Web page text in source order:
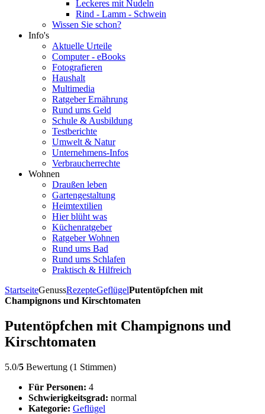
Leckeres mit Nudeln
Rind - Lamm - Schwein
Wissen Sie schon?
Info's
Aktuelle Urteile
Computer - eBooks
Fotografieren
Haushalt
Multimedia
Ratgeber Ernährung
Rund ums Geld
Schule & Ausbildung
Testberichte
Umwelt & Natur
Unternehmens-Infos
Verbraucherrechte
Wohnen
Draußen leben
Gartengestaltung
Heimtextilien
Hier blüht was
Küchenratgeber
Ratgeber Wohnen
Rund ums Bad
Rund ums Schlafen
Praktisch & Hilfreich
StartseiteGenussRezepteGeflügelPutentöpfchen mit
Champignons und Kirschtomaten
Putentöpfchen mit Champignons und
Kirschtomaten
5.0/5 Bewertung (1 Stimmen)
Für Personen: 4
Schwierigkeitsgrad: normal
Kategorie: Geflügel